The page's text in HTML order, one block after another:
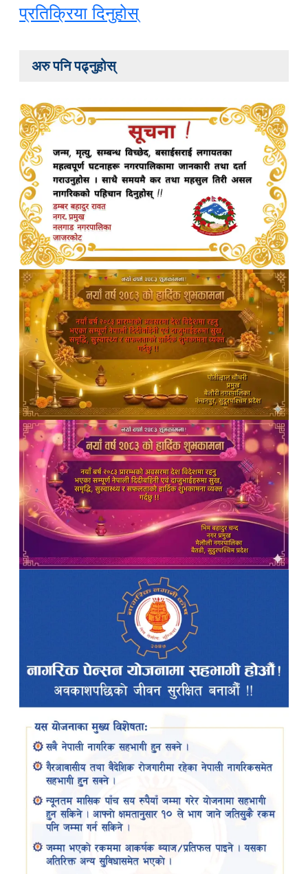
प्रतिक्रिया दिनुहोस्
अरु पनि पढ्नुहोस्